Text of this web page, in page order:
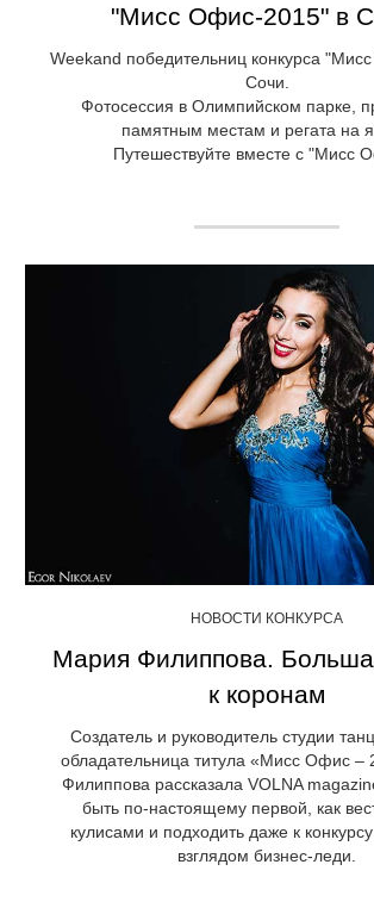
"Мисс Офис-2015" в
Weekand победительниц конкурса
Сочи.
Фотосессия в Олимпийском парке,
памятным местам и регата на
Путешествуйте вместе с "Мисс
НОВОСТИ КОНКУРСА
Мария Филиппова.
к коронам
Создатель и руководитель студии
обладательница титула «Мисс Офис –
Филиппова рассказала VOLNA
быть по-настоящему первой, как
кулисами и подходить даже к
взглядом бизнес-леди.